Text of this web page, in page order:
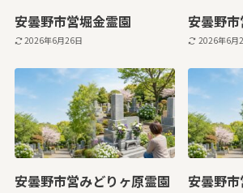
安曇野市営堀金霊園
2026年6月26日
安曇野
2026年6月
安曇野市営みどりヶ原霊園 安曇野